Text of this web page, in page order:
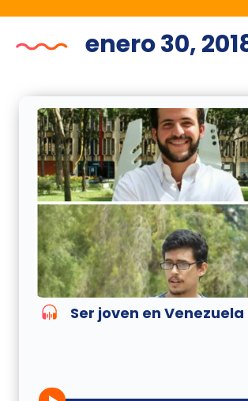
enero 30,
Ser joven en Venezuela